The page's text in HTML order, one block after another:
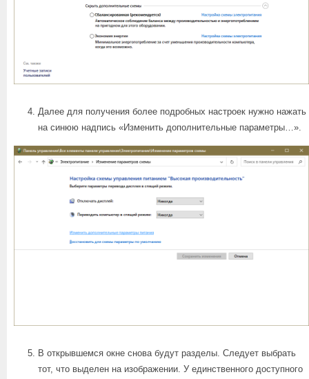
Далее для получения более подробных настроек нужно нажать
на синюю надпись «Изменить дополнительные параметры…».
В открывшемся окне снова будут разделы. Следует выбрать
тот, что выделен на изображении. У единственного доступного